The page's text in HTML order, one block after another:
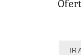
IR